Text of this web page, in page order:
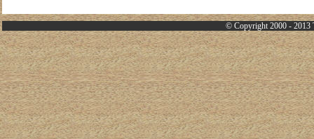
© Copyright 2000 - 2013